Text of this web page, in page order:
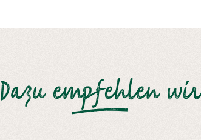
Dazu empfehlen wir